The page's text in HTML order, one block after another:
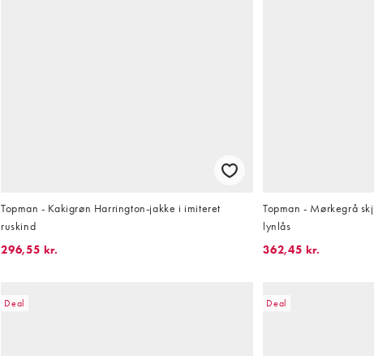
Topman - Kakigrøn Harrington-jakke i imiteret
ruskind
296,55 kr.
Topman - Mørkegrå
lynlås
362,45 kr.
Deal Deal